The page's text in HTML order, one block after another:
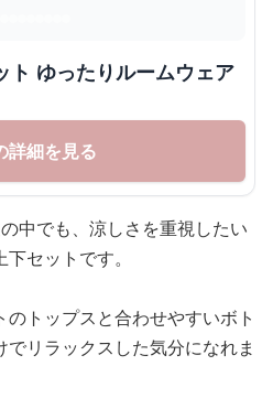
ト ゆったりルームウェア
詳細を見る
中でも、涼しさを重視したい
セットです。
トップスと合わせやすいボト
リラックスした気分になれま